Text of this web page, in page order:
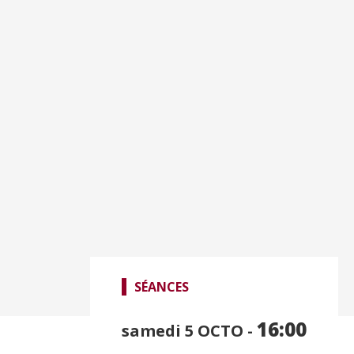
SÉANCES
samedi 5 OCTO - 16:00